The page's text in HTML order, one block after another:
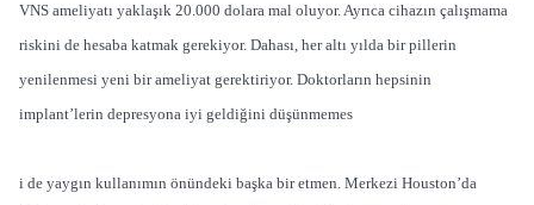
VNS ameliyatı yaklaşık 20.000 dolara mal oluyor. Ayrıca cihazın çalışmama
riskini de hesaba katmak gerekiyor. Dahası, her altı yılda bir pillerin
yenilenmesi yeni bir ameliyat gerektiriyor. Doktorların hepsinin
implant’lerin depresyona iyi geldiğini düşünmemes
i de yaygın kullanımın önündeki başka bir etmen. Merkezi Houston’da